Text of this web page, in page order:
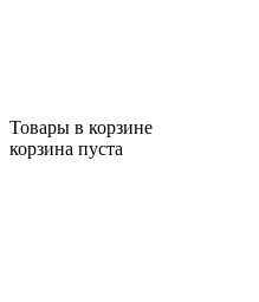
Товары в корзине
корзина пуста